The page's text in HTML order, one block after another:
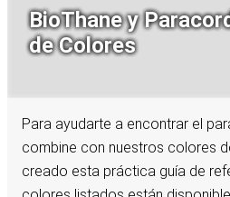
BioThane y
de Colores
Para ayudarte a encontrar el
combine con nuestros colores
creado esta práctica guía de